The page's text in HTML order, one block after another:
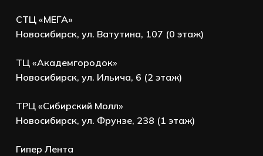
СТЦ «МЕГА»
Новосибирск, ул. Ватутина, 107 (0 этаж)
ТЦ «Академгородок»
Новосибирск, ул. Ильича, 6 (2 этаж)
ТРЦ «Сибирский Молл»
Новосибирск, ул. Фрунзе, 238 (1 этаж)
Гипер Лента